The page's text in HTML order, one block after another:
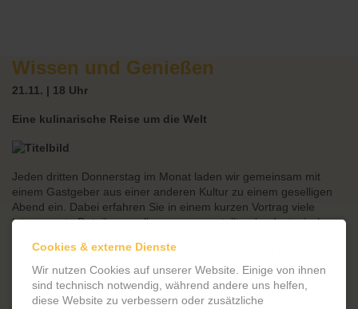
Wissen und Genießen
21.11. | 18 Uhr
Eine kulinarische Reise um die Welt
Jeden dritten Donnerstag im Monat laden wir gemeinsam mit
einem Gastgeber aus einer anderen Kultur zu einem geselligen
Abend ein. Dabei erfahren Sie in einem kurzen Vortrag viele
interessante Details, vor allem zur vorgestellten landestypischen
Herkunftslandes unseres Gastgebers. Anschließend gibt es ein
kleines Buffet, das hoffentlich Appetit auf mehr macht und zum
Nachkochen anregt.
Cookies & externe Dienste
Wir nutzen Cookies auf unserer Website. Einige von ihnen
sind technisch notwendig, während andere uns helfen,
diese Website zu verbessern oder zusätzliche